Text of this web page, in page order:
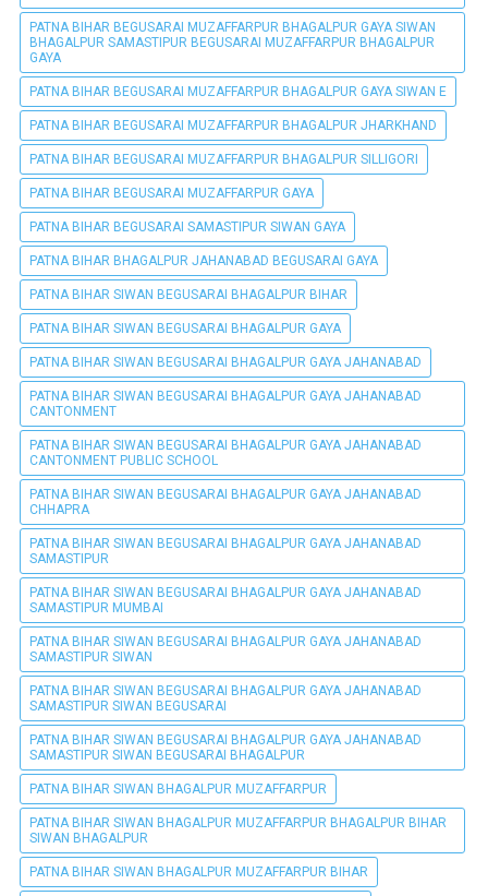
PATNA BIHAR BEGUSARAI MUZAFFARPUR BHAGALPUR GAYA SIWAN
BHAGALPUR SAMASTIPUR BEGUSARAI MUZAFFARPUR BHAGALPUR
GAYA
PATNA BIHAR BEGUSARAI MUZAFFARPUR BHAGALPUR GAYA SIWAN E
PATNA BIHAR BEGUSARAI MUZAFFARPUR BHAGALPUR JHARKHAND
PATNA BIHAR BEGUSARAI MUZAFFARPUR BHAGALPUR SILLIGORI
PATNA BIHAR BEGUSARAI MUZAFFARPUR GAYA
PATNA BIHAR BEGUSARAI SAMASTIPUR SIWAN GAYA
PATNA BIHAR BHAGALPUR JAHANABAD BEGUSARAI GAYA
PATNA BIHAR SIWAN BEGUSARAI BHAGALPUR BIHAR
PATNA BIHAR SIWAN BEGUSARAI BHAGALPUR GAYA
PATNA BIHAR SIWAN BEGUSARAI BHAGALPUR GAYA JAHANABAD
PATNA BIHAR SIWAN BEGUSARAI BHAGALPUR GAYA JAHANABAD
CANTONMENT
PATNA BIHAR SIWAN BEGUSARAI BHAGALPUR GAYA JAHANABAD
CANTONMENT PUBLIC SCHOOL
PATNA BIHAR SIWAN BEGUSARAI BHAGALPUR GAYA JAHANABAD
CHHAPRA
PATNA BIHAR SIWAN BEGUSARAI BHAGALPUR GAYA JAHANABAD
SAMASTIPUR
PATNA BIHAR SIWAN BEGUSARAI BHAGALPUR GAYA JAHANABAD
SAMASTIPUR MUMBAI
PATNA BIHAR SIWAN BEGUSARAI BHAGALPUR GAYA JAHANABAD
SAMASTIPUR SIWAN
PATNA BIHAR SIWAN BEGUSARAI BHAGALPUR GAYA JAHANABAD
SAMASTIPUR SIWAN BEGUSARAI
PATNA BIHAR SIWAN BEGUSARAI BHAGALPUR GAYA JAHANABAD
SAMASTIPUR SIWAN BEGUSARAI BHAGALPUR
PATNA BIHAR SIWAN BHAGALPUR MUZAFFARPUR
PATNA BIHAR SIWAN BHAGALPUR MUZAFFARPUR BHAGALPUR BIHAR
SIWAN BHAGALPUR
PATNA BIHAR SIWAN BHAGALPUR MUZAFFARPUR BIHAR